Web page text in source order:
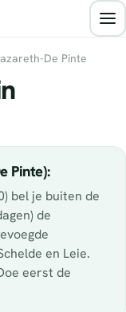
De Pinte
Pinte):
bel je buiten de
de
en Leie.
eerst de